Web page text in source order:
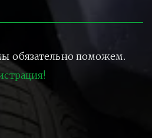
обязательно поможем.